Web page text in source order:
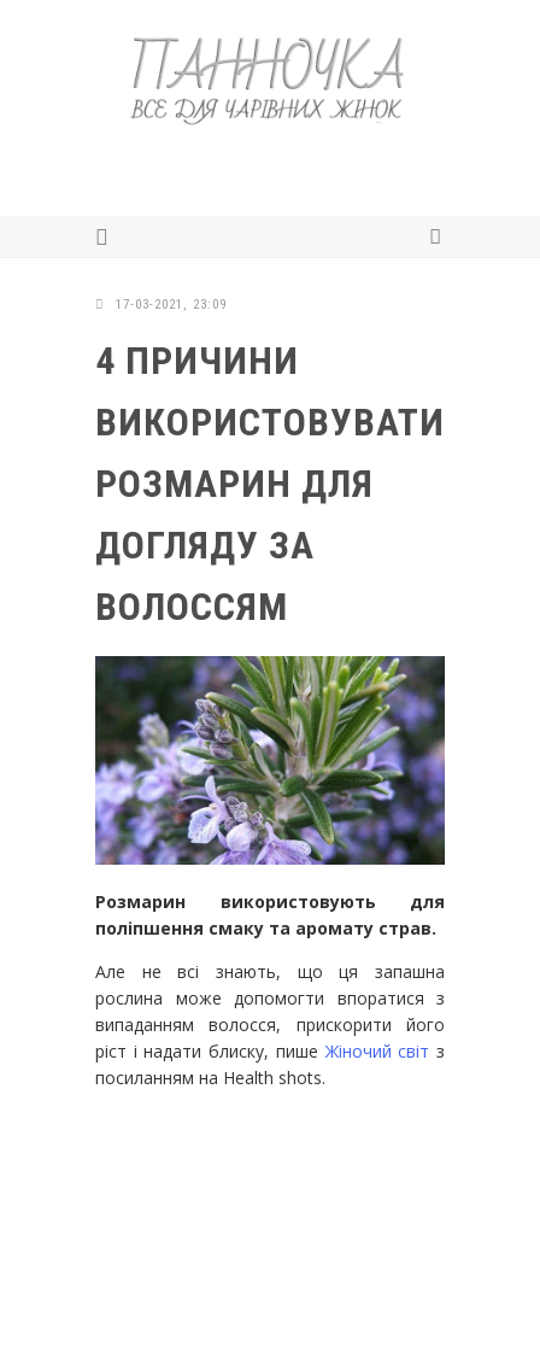
17-03-2021, 23:09
4 ПРИЧИНИ
ВИКОРИСТОВУВАТИ
РОЗМАРИН ДЛЯ
ДОГЛЯДУ ЗА
ВОЛОССЯМ
Розмарин використовують для
поліпшення смаку та аромату страв.
Але не всі знають, що ця запашна
рослина може допомогти впоратися з
випаданням волосся, прискорити його
ріст і надати блиску, пишеЖіночий світ з
посиланням на Health shots.